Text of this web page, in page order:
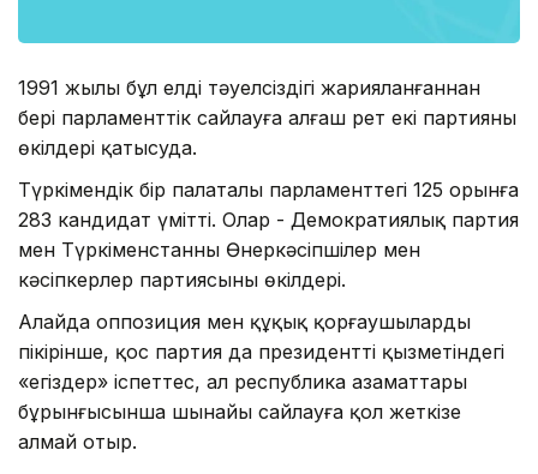
1991 жылы бұл елдің тәуелсіздігі жарияланғаннан
бері парламенттік сайлауға алғаш рет екі партияның
өкілдері қатысуда.
Түркімендік бір палаталы парламенттегі 125 орынға
283 кандидат үмітті. Олар - Демократиялық партия
мен Түркіменстанның Өнеркәсіпшілер мен
кәсіпкерлер партиясының өкілдері.
Алайда оппозиция мен құқық қорғаушылардың
пікірінше, қос партия да президенттің қызметіндегі
«егіздер» іспеттес, ал республика азаматтары
бұрынғысынша шынайы сайлауға қол жеткізе
алмай отыр.